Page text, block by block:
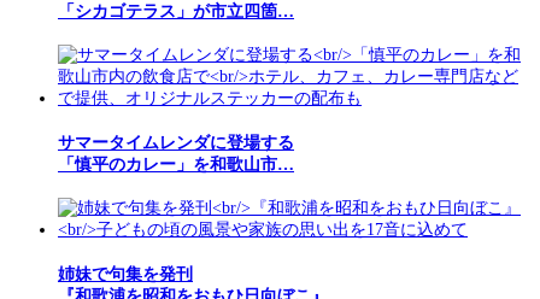
「シカゴテラス」が市立四箇…
サマータイムレンダに登場する
「慎平のカレー」を和歌山市…
姉妹で句集を発刊